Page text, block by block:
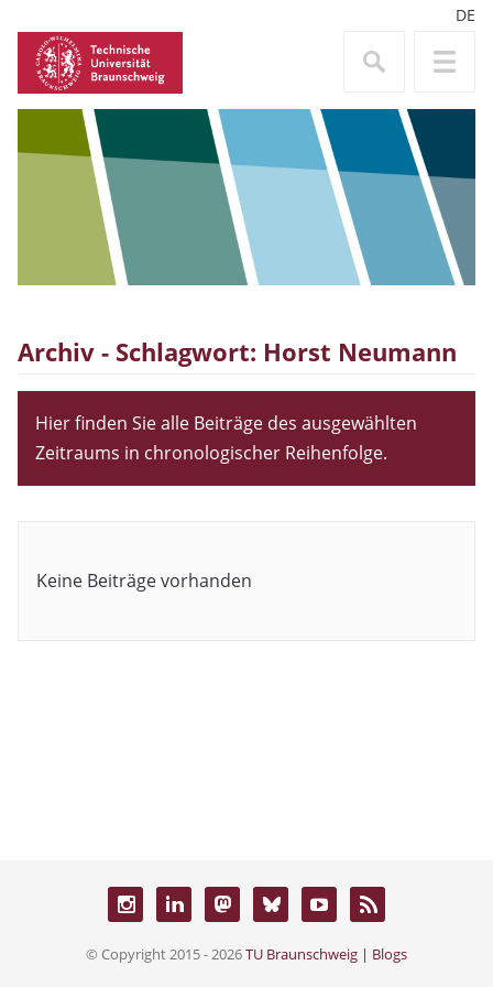
DE
Archiv - Schlagwort: Horst Neumann
Hier finden Sie alle Beiträge des ausgewählten
Zeitraums in chronologischer Reihenfolge.
Keine Beiträge vorhanden
© Copyright 2015 - 2026TU Braunschweig | Blogs